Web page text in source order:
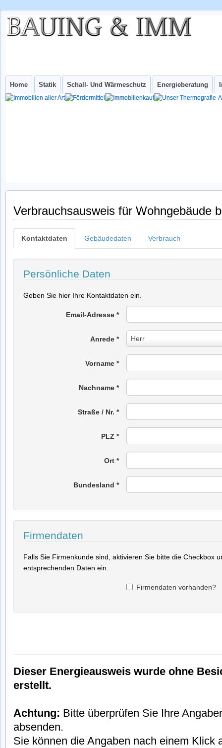
BAUING &
INGenieurbüro
IHR INGENIEURBÜRO FÜR WUPPERTAL UND NRW
Home Statik Schall- Und Wärmeschutz Energieberatung
Verbrauchsausweis für Wohngebäude
Kontaktdaten Gebäudedaten Verbrauch
Persönliche Daten
Geben Sie hier Ihre Kontaktdaten ein.
Email-Adresse*
Anrede* Herr
Anrede
*
Vorname*
Nachname*
Straße / Nr.*
PLZ*
Ort*
Bundesland*
Firmendaten
Falls Sie Firmenkunde sind, aktivieren Sie bitte die Checkbox
entsprechenden Daten ein.
Firmendaten vorhanden?
Dieser Energieausweis wurde ohne
erstellt.
Achtung: Bitte überprüfen Sie Ihre
absenden.
Sie können die Angaben nach einem Klick